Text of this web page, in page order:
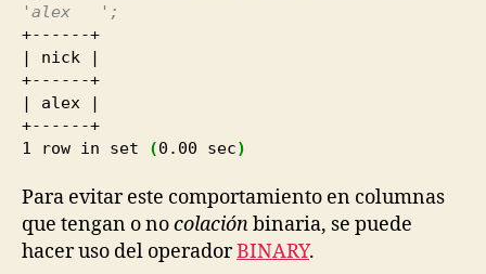
'alex ';
+------+
| nick |
+------+
| alex |
+------+
1
row in set (0.00 sec)
Para evitar este comportamiento en columnas
que tengan o nocolaciónbinaria, se puede
hacer uso del operadorBINARY.